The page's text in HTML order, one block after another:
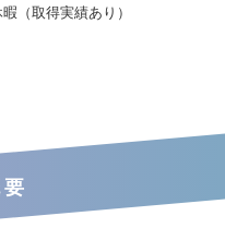
（取得実績あり）